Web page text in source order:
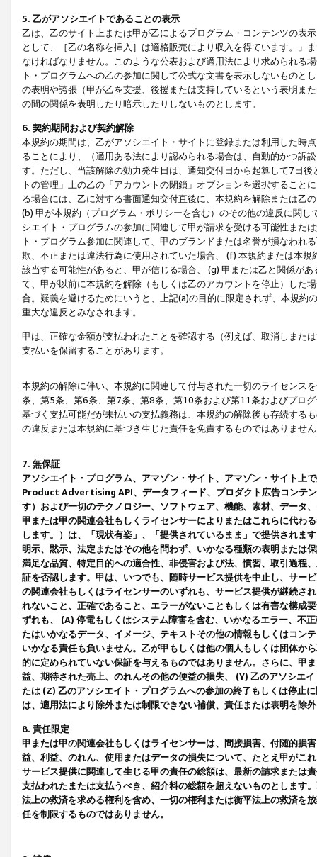
5. 乙がアソシエイトであることの表示
乙は、乙のサイト上または甲が乙によるプログラム・コンテンツの表
として、［乙の名称を挿入］は適格販売により収入を得ています。」
なければなりません。このような公表および適用法により求められる
ト・プログラムへの乙の参加に関して公式な文書を表示しないもの
の表明や誇張（甲が乙を支援、後援または支持しているという表明ま
の間の関係を表明したり暗示したりしないものとします。
6. 契約期間および契約解除
本規約の期間は、乙がアソシエイト・サイトに登録または利用した時
ることにより、（適用ある法により認められる場合は、自動的かつ訴
す。ただし、当該解除の効力発生日は、通知交付日から起算して7日
トの管理」上の乙の「アカウントの閉鎖」オプションを選択するこ
る場合には、乙に対する書面通知交付直後に、本規約を解除または乙
(b) 甲が本規約（プログラム・ポリシーを含む）のその他の違反に関
シエイト・プログラムの参加に関連して甲が請求を受ける可能性また
ト・プログラム参加に関連して、甲のブランドまたは名誉が損なわれ
欺、不正または違法行為に使用されていた場合、 (f) 本規約または本
該当する可能性があると、甲が信じる場合、 (g) 甲または乙と関係が
て、甲が以前に本規約を解除（もしくは乙のアカウントを停止）した
合。疑義を避けるためにいうと、上記(a)の目的に限定されず、本規
重大な違反とみなされます。
甲は、正確な金額が支払われたことを確認する（例えば、取消しまた
支払いを保留することがあります。
本規約の解除に伴い、本規約に関連して付与された一切のライセンス
条、第5条、第6条、第7条、第8条、第10条および第11条およびプロ
基づく支払可能だが未払いの支払義務は、本規約の解除後も存続する
の違反または本規約に基づき生じた責任を免責するものではありませ
7. 無保証
アソシエイト・プログラム、アマゾン・サイト、アマゾン・サイト上
Product Advertising API、データフィード、プロダクト広告コンテ
す）および一切のテクノロジー、ソフトウェア、機能、素材、データ
甲または甲の関連会社もしくライセンサーによりまたはこれらに代わ
します。）は、「現状有姿」、「提供されているまま」で提供されま
明示、黙示、法定またはその他を問わず、いかなる種類の表明または
満足な品質、特定目的への適合性、非侵害および法、慣習、取引過程
証を否認します。甲は、いつでも、随時サービス提供を中止し、サー
の関連会社もしくはライセンサーのいずれも、サービス提供が継続さ
れないこと、正確であること、エラーがないこともしくは有害な構成
ずれも、 (A) 停電もしくはシステム障害を含む、いかなるエラー、不
たはいかなるデータ、イメージ、テキストその他の情報もしくはコン
いかなる責任も負いません。乙が甲もしくは他の個人もしくは団体か
的に定められていない保証を与えるものではありません。さらに、甲
益、期待された売上、のれんその他の便益の損失、 (Y) 乙のアソシエ
たは (Z) 乙のアソシエイト・プログラムへの参加の終了もしくは停止
は、適用法により除外または制限できない補償、責任または表明を除
8. 責任限定
甲または甲の関連会社もしくはライセンサーは、間接損害、付随的損
益、利益、のれん、使用またはデータの損失について、たとえ甲がこ
サービス提供に関連して生じる甲の責任の総額は、最新の請求または
支払われたまたは支払うべき、紹介料の総額を超えないものとします
法上の救済を求める権利を含め、一切の権利または衡平法上の救済を
任を制限するものではありません。